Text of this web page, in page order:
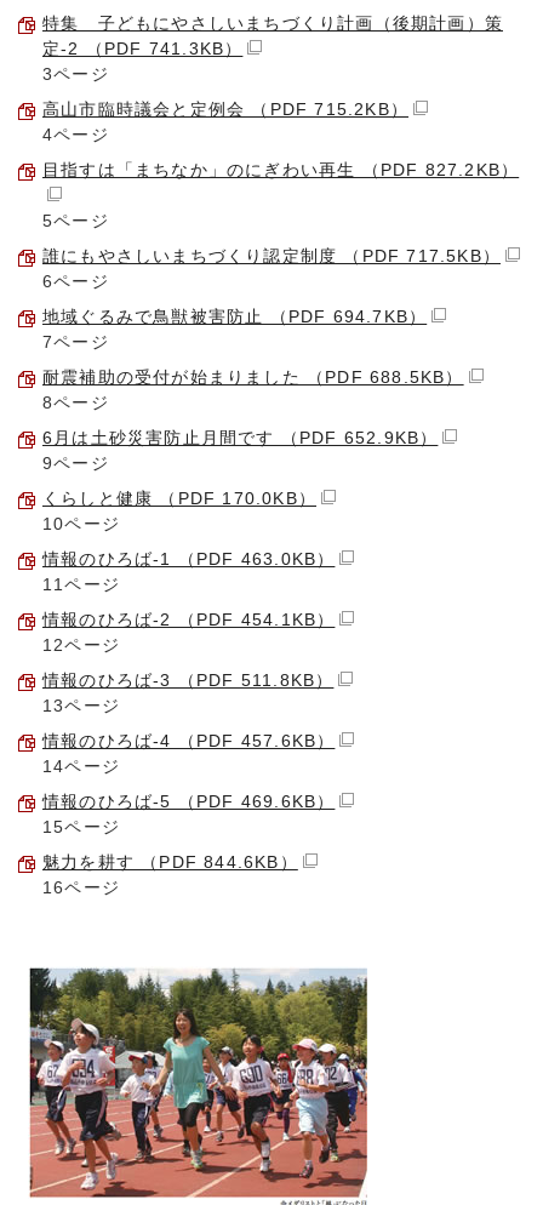
特集 子どもにやさしいまちづくり計画（後期計画）策
定-2 （PDF 741.3KB）
3ページ
高山市臨時議会と定例会 （PDF 715.2KB）
4ページ
目指すは「まちなか」のにぎわい再生 （PDF 827.2KB）
5ページ
誰にもやさしいまちづくり認定制度 （PDF 717.5KB）
6ページ
地域ぐるみで鳥獣被害防止 （PDF 694.7KB）
7ページ
耐震補助の受付が始まりました （PDF 688.5KB）
8ページ
6月は土砂災害防止月間です （PDF 652.9KB）
9ページ
くらしと健康 （PDF 170.0KB）
10ページ
情報のひろば-1 （PDF 463.0KB）
11ページ
情報のひろば-2 （PDF 454.1KB）
12ページ
情報のひろば-3 （PDF 511.8KB）
13ページ
情報のひろば-4 （PDF 457.6KB）
14ページ
情報のひろば-5 （PDF 469.6KB）
15ページ
魅力を耕す （PDF 844.6KB）
16ページ